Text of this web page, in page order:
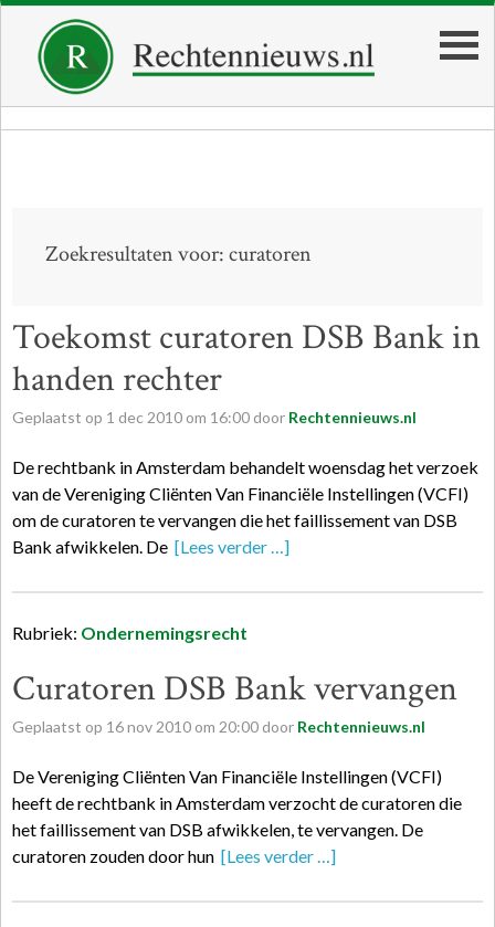
Zoekresultaten voor: curatoren
Toekomst curatoren DSB Bank in
handen rechter
Geplaatst op 1 dec 2010 om 16:00 door Rechtennieuws.nl
De rechtbank in Amsterdam behandelt woensdag het verzoek
van de Vereniging Cliënten Van Financiële Instellingen (VCFI)
om de curatoren te vervangen die het faillissement van DSB
Bank afwikkelen. De [Lees verder …]
Rubriek: Ondernemingsrecht
Curatoren DSB Bank vervangen
Geplaatst op 16nov 2010 om 20:00 door Rechtennieuws.nl
De Vereniging Cliënten Van Financiële Instellingen (VCFI)
heeft de rechtbank in Amsterdam verzocht de curatoren die
het faillissement van DSB afwikkelen, te vervangen. De
curatoren zouden door hun [Lees verder …]